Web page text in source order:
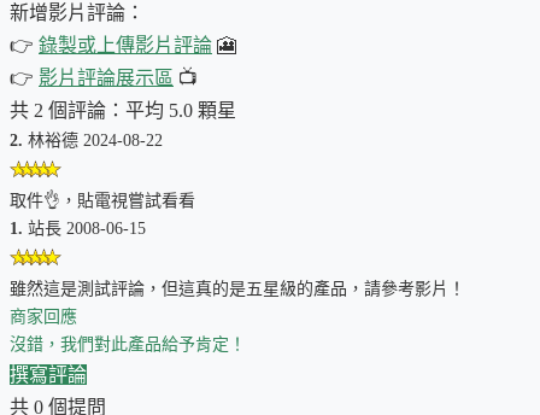
其它防電磁波貼片組合商品
使用說明
1.先裁再貼：請先裁切好需要用的尺寸大小，再貼在手機上，
避免貼上後想拆下來，會折損材料品質。
2.貼在哪裡 ：請將裁切好的貼片貼在手機電池上或電池蓋內
部。
3.保護自己
電磁波，所以記得要將手機有貼片那面面向自己，這樣才能真
正達到阻隔電磁波的效果！
新增影片評論：
👉 錄製或上傳影片評論 🎦
👉 影片評論展示區 📺
共 2 個評論：平均 5.0 顆星
2. 林裕德 2024-08-22
取件👌，貼電視嘗試看看
1. 站長 2008-06-15
雖然這是測試評論，但這真的是五星級的產品，請參考影片！
商家回應
沒錯，我們對此產品給予肯定！
撰寫評論
共 0 個提問